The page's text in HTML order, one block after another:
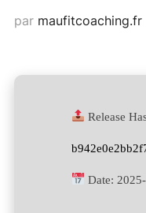
par maufitcoaching.fr
Release
Date: